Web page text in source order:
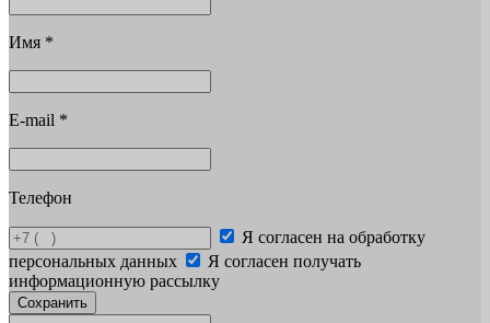
Имя *
E-mail *
Телефон
Я согласен на обработку
персональных данных
Я согласен получать
информационную рассылку
Сохранить